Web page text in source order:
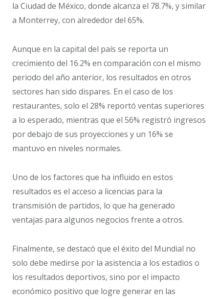
la Ciudad de México, donde alcanza el 78.7%, y similar
a Monterrey, con alrededor del 65%.
Aunque en la capital del país se reporta un
crecimiento del 16.2% en comparación con el mismo
periodo del año anterior, los resultados en otros
sectores han sido dispares. En el caso de los
restaurantes, solo el 28% reportó ventas superiores
a lo esperado, mientras que el 56% registró ingresos
por debajo de sus proyecciones y un 16% se
mantuvo en niveles normales.
Uno de los factores que ha influido en estos
resultados es el acceso a licencias para la
transmisión de partidos, lo que ha generado
ventajas para algunos negocios frente a otros.
Finalmente, se destacó que el éxito del Mundial no
solo debe medirse por la asistencia a los estadios o
los resultados deportivos, sino por el impacto
económico positivo que logre generar en las